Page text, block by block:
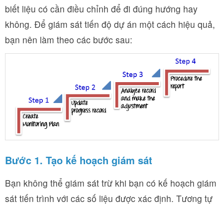
biết liệu có cần điều chỉnh để đi đúng hướng hay
không. Để giám sát tiến độ dự án một cách hiệu quả,
bạn nên làm theo các bước sau:
Bước 1. Tạo kế hoạch giám sát
Bạn không thể giám sát trừ khi bạn có kế hoạch giám
sát tiến trình với các số liệu được xác định. Tương tự